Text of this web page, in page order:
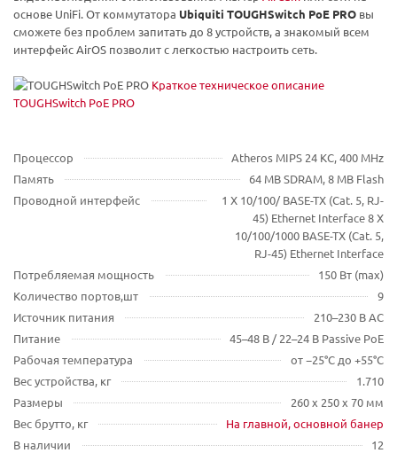
основе UniFi. От коммутатора Ubiquiti TOUGHSwitch PoE PRO вы
сможете без проблем запитать до 8 устройств, а знакомый всем
интерфейс AirOS позволит с легкостью настроить сеть.
Краткое техническое описание
TOUGHSwitch PoE PRO
Процессор
Atheros MIPS 24 KC, 400 MHz
Память
64 MB SDRAM, 8 MB Flash
Проводной интерфейс
1 X 10/100/ BASE-TX (Cat. 5, RJ-
45) Ethernet Interface 8 X
10/100/1000 BASE-TX (Cat. 5,
RJ-45) Ethernet Interface
Потребляемая мощность
150 Вт (max)
Количество портов,шт
9
Источник питания
210–230 В AC
Питание
45–48 В / 22–24 В Passive PoE
Рабочая температура
от −25°C до +55°C
Вес устройства, кг
1.710
Размеры
260 x 250 x 70 мм
Вес брутто, кг
На главной, основной банер
В наличии
12